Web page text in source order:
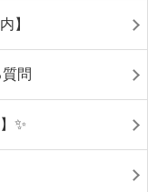
】
問
✨